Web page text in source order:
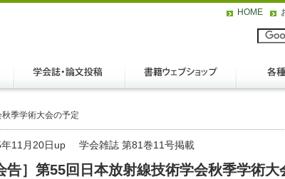
HOME
秋季学術大会の予定
11月20日up 学会雑誌 第81巻11号掲載
告］第55回日本放射線技術学会秋季学術大